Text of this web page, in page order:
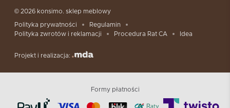
© 2026 konsimo. sklep meblowy
Polityka prywatności
Regulamin
Polityka zwrotów i reklamacji
Procedura Rat CA Idea
Projekt i realizacja:
Formy płatności